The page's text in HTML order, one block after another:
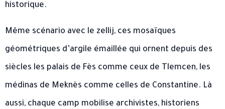
historique.
Même scénario avec le zellij, ces mosaïques
géométriques d’argile émaillée qui ornent depuis des
siècles les palais de Fès comme ceux de Tlemcen, les
médinas de Meknès comme celles de Constantine. Là
aussi, chaque camp mobilise archivistes, historiens